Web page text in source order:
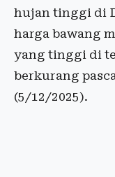
hujan tinggi di
harga bawang
yang tinggi di
berkurang
(5/12/2025).